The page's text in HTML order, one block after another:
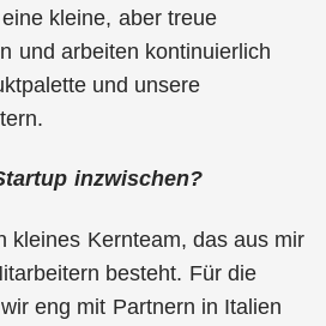
kleine, aber treue
und arbeiten kontinuierlich
und unsere
inzwischen?
kleines Kernteam, das aus mir
besteht. Für die
eng mit Partnern in Italien